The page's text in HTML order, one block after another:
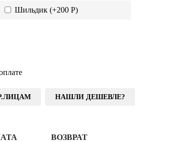
Шильдик (+200 Р)
НАШЛИ ДЕШЕВЛЕ?
ВОЗВРАТ